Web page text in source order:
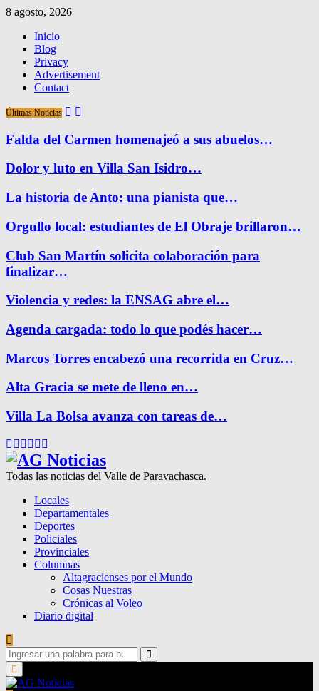
8 agosto, 2026
Inicio
Blog
Privacy
Advertisement
Contact
Últimas Noticias
Falda del Carmen homenajeó a sus abuelos…
Dolor y luto en Villa San Isidro…
La historia de Anto: una pianista que…
Orgullo local: estudiantes de El Obraje brillaron…
Club San Martín solicita colaboración para
finalizar…
Violencia y redes: la ENSAG abre el…
Agenda cargada: todo lo que podés hacer…
Marcos Torres encabezó una recorrida en Cruz…
Alta Gracia se mete de lleno en…
Villa La Bolsa avanza con tareas de…
Facebook
Twitter
Instagram
Pinterest
Google
Todas las noticias del Valle de Paravachasca.
Locales
Departamentales
Deportes
Policiales
Provinciales
Columnas
Altagracienses por el Mundo
Cosas Nuestras
Crónicas al Voleo
Diario digital
Search
for:
Search
Primary
Menu